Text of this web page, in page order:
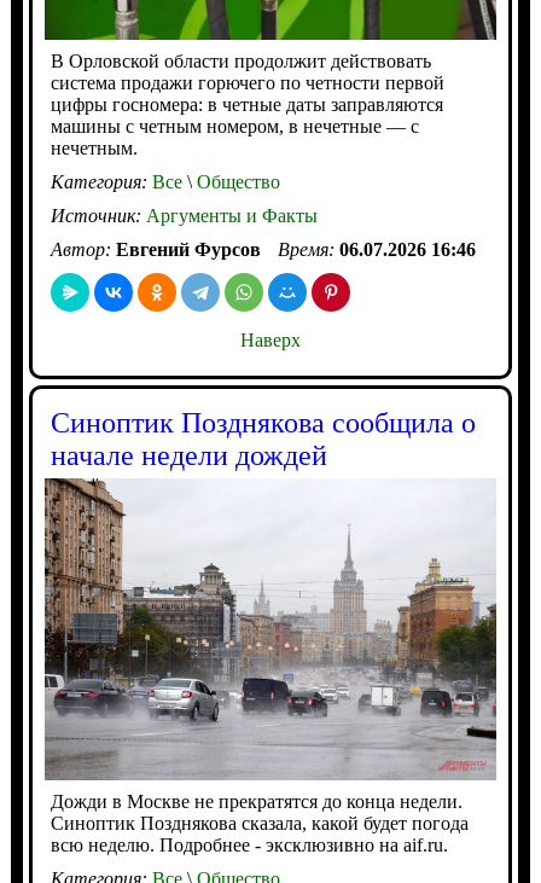
В Орловской области продолжит действовать
система продажи горючего по четности первой
цифры госномера: в четные даты заправляются
машины с четным номером, в нечетные — с
нечетным.
Категория: Все\Общество
Источник: Аргументы и Факты
Автор: Евгений Фурсов Время: 06.07.2026 16:46
Наверх
Синоптик Позднякова сообщила о
начале недели дождей
Дожди в Москве не прекратятся до конца недели.
Синоптик Позднякова сказала, какой будет погода
всю неделю. Подробнее - эксклюзивно на aif.ru.
Категория: Все\Общество